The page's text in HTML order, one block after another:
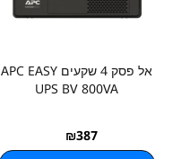
אל פסק 4 שקעים APC EASY
UPS BV 800VA
₪387